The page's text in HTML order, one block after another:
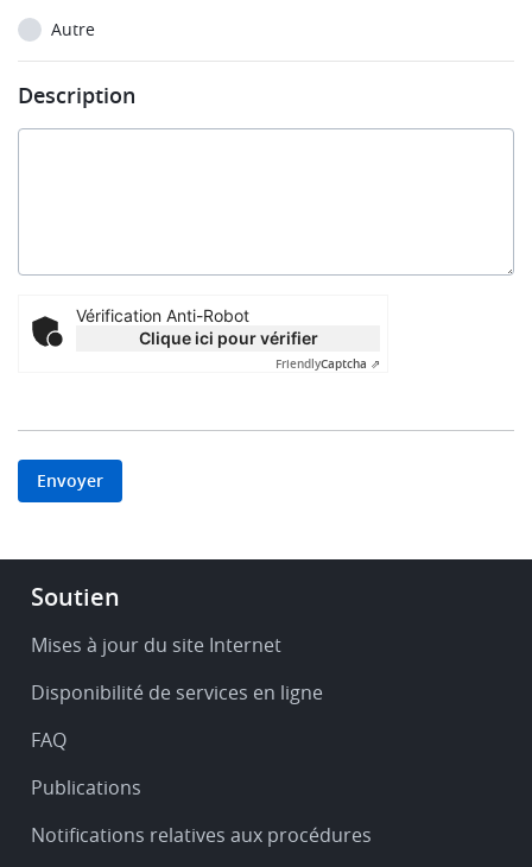
Autre
Description
Vérification Anti-Robot
Clique ici pour vérifier
FriendlyCaptcha ⇗
Footer
Service
support
Soutien
Mises à jour du site Internet
Disponibilité de services en ligne
FAQ
Publications
Notifications relatives aux procédures